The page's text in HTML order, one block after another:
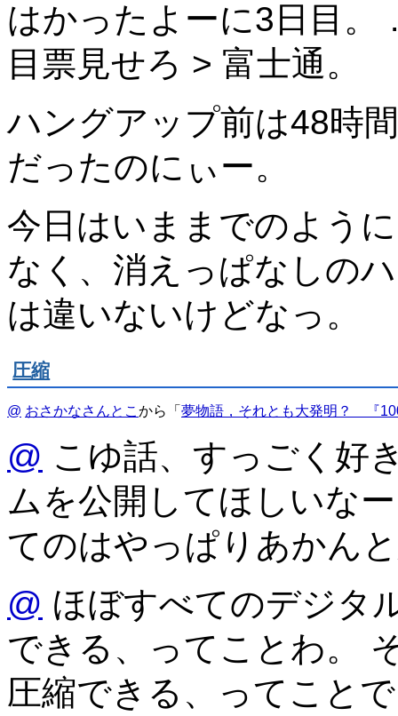
はかったよーに3日目
目票見せろ > 富士通。
ハングアップ前は48時
だったのにぃー。
今日はいままでのよう
なく、消えっぱなしの
は違いないけどなっ。
圧縮
@ おさかなさんとこ から「 夢物語，それとも大発明？ 『
@ こゆ話、すっごく好
ムを公開してほしいな
てのはやっぱりあかん
@ ほぼすべてのデジタ
できる、ってことわ。
圧縮できる、ってこと